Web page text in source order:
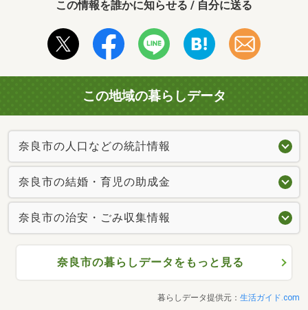
この情報を誰かに知らせる / 自分に送る
この地域の暮らしデータ
奈良市の人口などの統計情報
奈良市の結婚・育児の助成金
奈良市の治安・ごみ収集情報
奈良市の暮らしデータをもっと見る
暮らしデータ提供元： 生活ガイド.com